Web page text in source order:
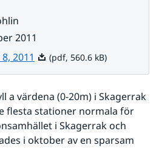
2011
2011 Pdf, 560.6 kB.
(pdf, 560.6 kB)
a värdena (0-20m) i Skagerrak
flesta stationer normala för
i Skagerrak och
i oktober av en sparsam